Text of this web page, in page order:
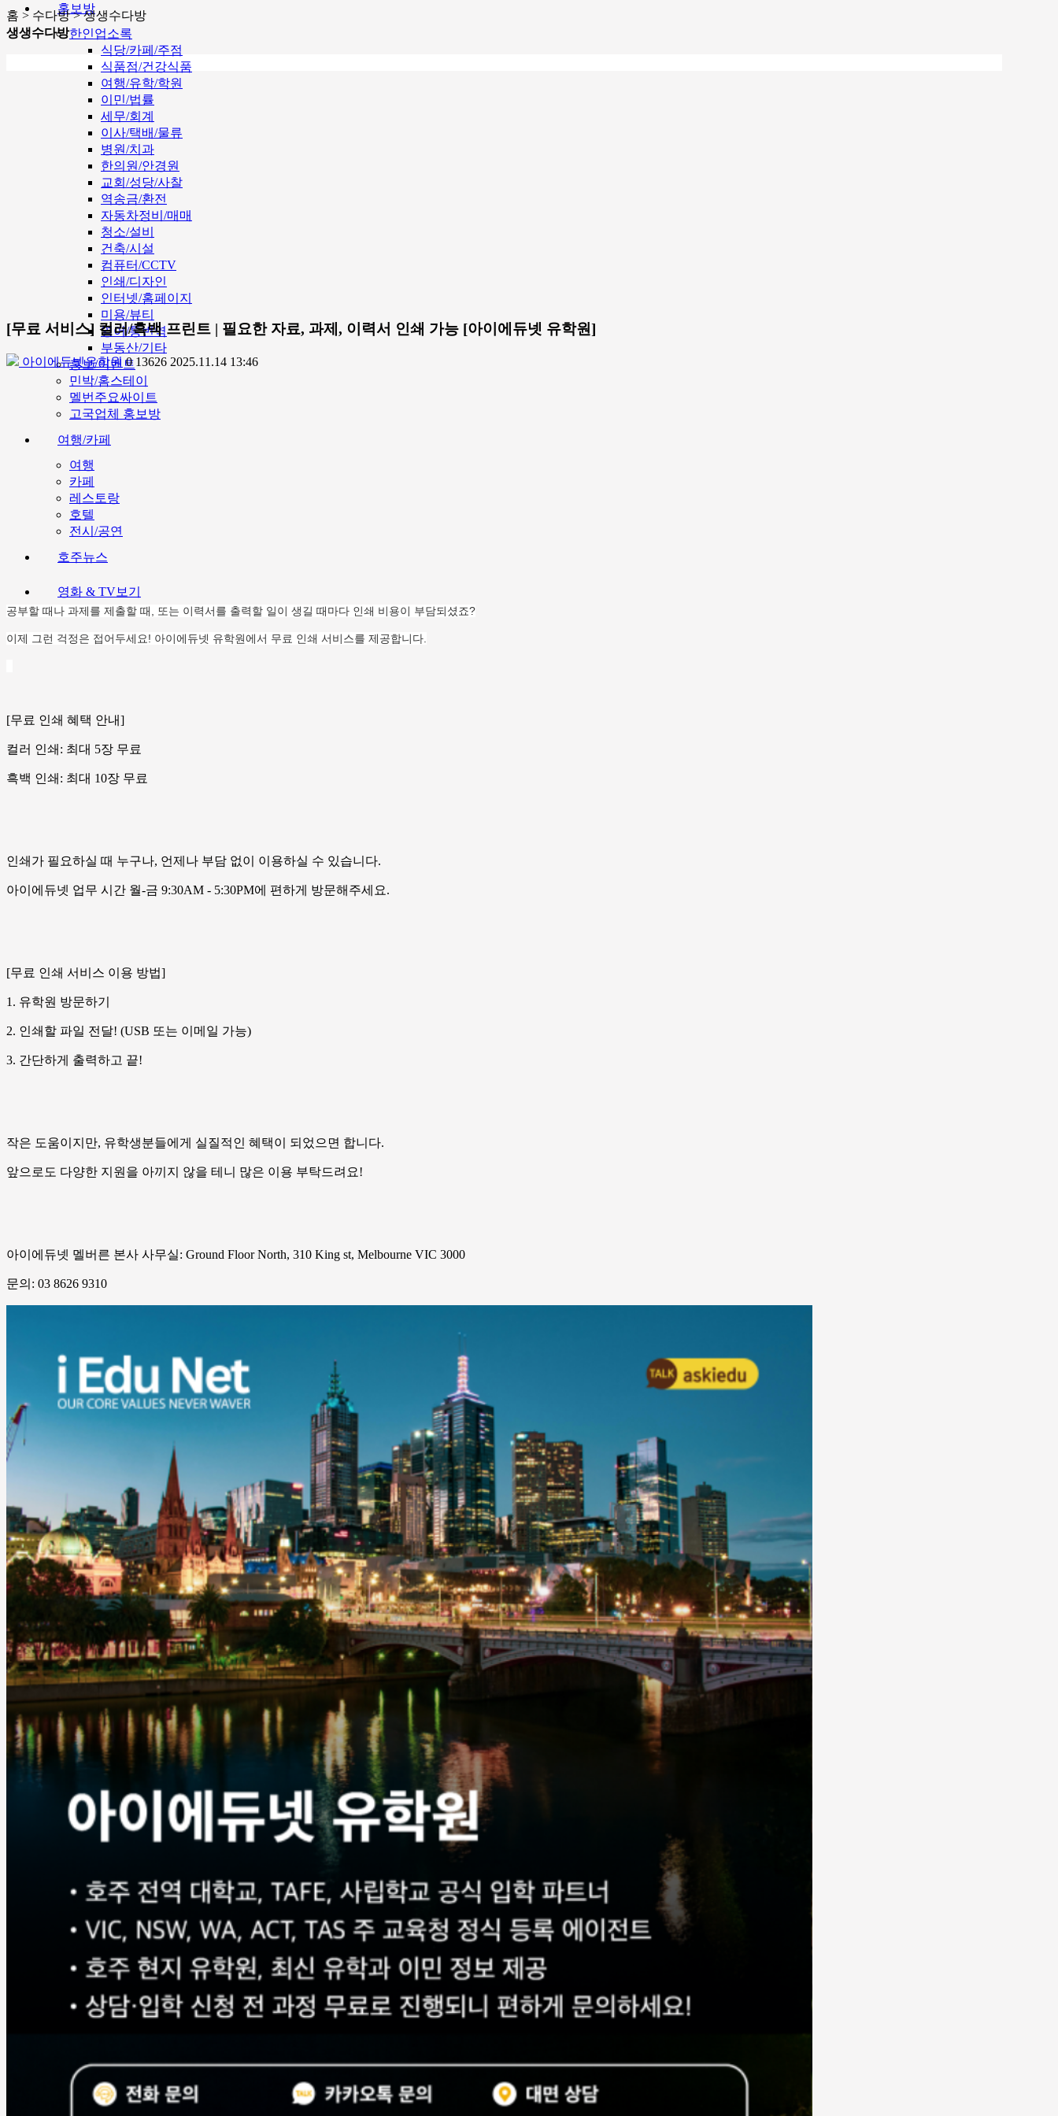
홍보방
한인업소록
식당/카페/주점
식품점/건강식품
여행/유학/학원
이민/법률
세무/회계
이사/택배/물류
병원/치과
한의원/안경원
교회/성당/사찰
역송금/환전
자동차정비/매매
청소/설비
건축/시설
컴퓨터/CCTV
인쇄/디자인
인터넷/홈페이지
미용/뷰티
영어/통번역
부동산/기타
홍보/이벤트
민박/홈스테이
멜번주요싸이트
고국업체 홍보방
여행/카페
여행
카페
레스토랑
호텔
전시/공연
호주뉴스
영화 & TV보기
홈 > 수다방 > 생생수다방
생생수다방
[무료 서비스] 컬러/흑백 프린트 | 필요한 자료, 과제, 이력서 인쇄 가능 [아이에듀넷 유학원]
아이에듀넷유학원 013626 2025.11.14 13:46
공부할 때나 과제를 제출할 때, 또는 이력서를 출력할 일이 생길 때마다 인쇄 비용이 부담되셨죠?
이제 그런 걱정은 접어두세요! 아이에듀넷 유학원에서 무료 인쇄 서비스를 제공합니다.
[무료 인쇄 혜택 안내]
컬러 인쇄: 최대 5장 무료
흑백 인쇄: 최대 10장 무료
인쇄가 필요하실 때 누구나, 언제나 부담 없이 이용하실 수 있습니다.
아이에듀넷 업무 시간 월-금 9:30AM - 5:30PM에 편하게 방문해주세요.
[무료 인쇄 서비스 이용 방법]
1. 유학원 방문하기
2. 인쇄할 파일 전달! (USB 또는 이메일 가능)
3. 간단하게 출력하고 끝!
작은 도움이지만, 유학생분들에게 실질적인 혜택이 되었으면 합니다.
앞으로도 다양한 지원을 아끼지 않을 테니 많은 이용 부탁드려요!
아이에듀넷 멜버른 본사 사무실: Ground Floor North, 310 King st, Melbourne VIC 3000
문의: 03 8626 9310